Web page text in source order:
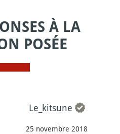
À LA
POSÉE
Le_kitsune
25 novembre 2018